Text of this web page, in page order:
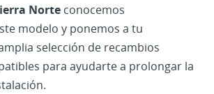
Norte conocemos
modelo y ponemos a tu
selección de recambios
para ayudarte a prolongar la